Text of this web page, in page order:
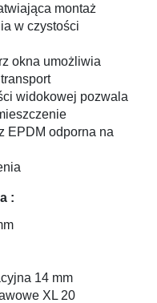
montaż
w czystości
okna umożliwia
widokowej pozwala
EPDM odporna na
:
14 mm
XL 20